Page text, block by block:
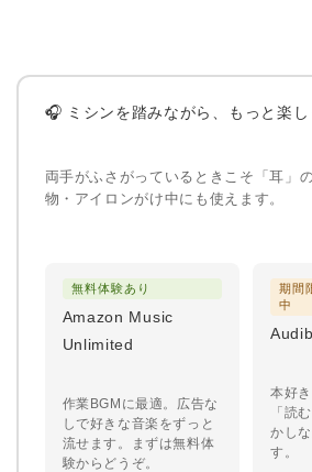
🎧 ミシンを踏みながら、もっと楽し
両手がふさがっているときこそ「耳」
物・アイロンがけ中にも使えます。
無料体験あり
Amazon Music
Unlimited
作業BGMに最適。広告な
しで好きな音楽をずっと
流せます。まずは無料体
験からどうぞ。
期間
中
本好
「読
かし
す。